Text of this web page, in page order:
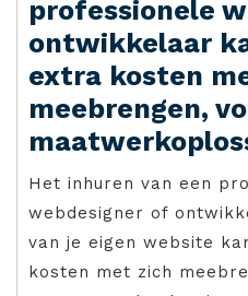
professionele
ontwikkelaar
extra kosten
meebrengen,
Het inhuren van een
webdesigner of
van je eigen website
kosten met zich